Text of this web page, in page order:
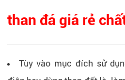
than đá giá rẻ
Tùy vào mục đích sử